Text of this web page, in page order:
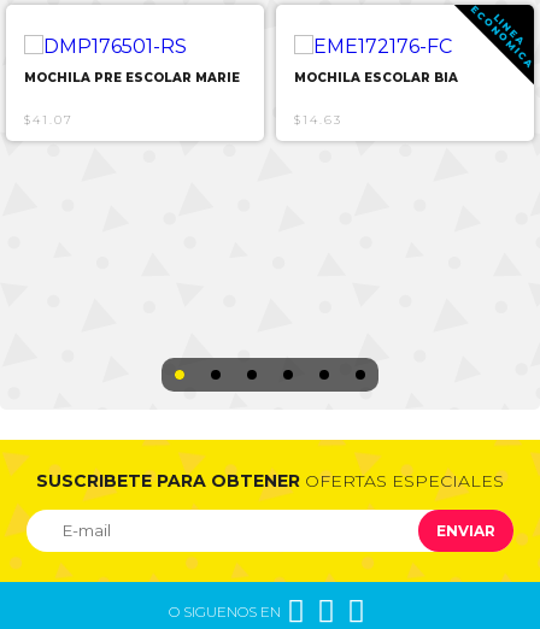
MOCHILA PRE ESCOLAR MARIE
$41.07
L
I
N
E
A
E
C
O
N
O
M
I
C
A
MOCHILA ESCOLAR BIA
$14.63
SUSCRIBETE PARA OBTENER OFERTAS ESPECIALES
ENVIAR
O SIGUENOS EN   